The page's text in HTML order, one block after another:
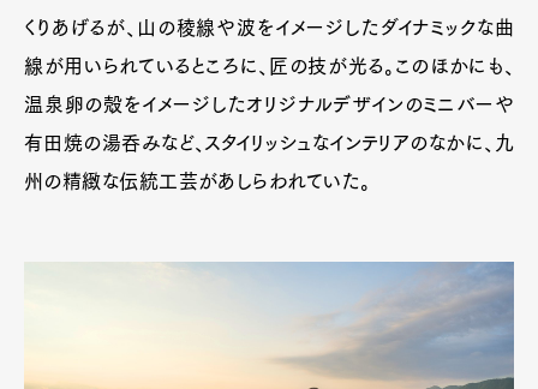
くりあげるが、山の稜線や波をイメージしたダイナミックな曲
線が用いられているところに、匠の技が光る。このほかにも、
温泉卵の殻をイメージしたオリジナルデザインのミニバーや
有田焼の湯呑みなど、スタイリッシュなインテリアのなかに、九
州の精緻な伝統工芸があしらわれていた。